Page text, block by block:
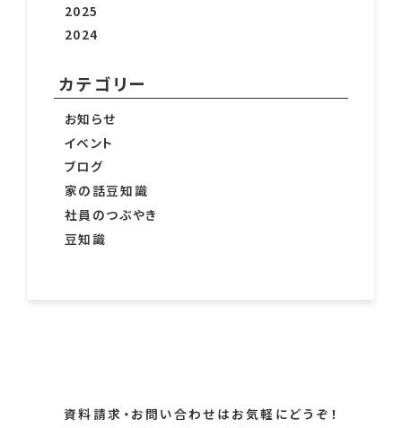
2025
2024
カテゴリー
お知らせ
イベント
ブログ
家の話豆知識
社員のつぶやき
豆知識
資料請求・お問い合わせはお気軽にどうぞ！